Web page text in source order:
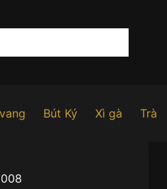
Bút Ký Xì gà Trà